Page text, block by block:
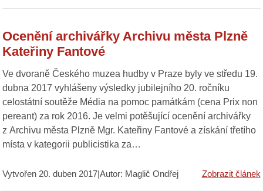
Ocenění archivářky Archivu města Plzně
Kateřiny Fantové
Ve dvoraně Českého muzea hudby v Praze byly ve středu 19.
dubna 2017 vyhlášeny výsledky jubilejního 20. ročníku
celostátní soutěže Média na pomoc památkám (cena Prix non
pereant) za rok 2016. Je velmi potěšující ocenění archivářky
z Archivu města Plzně Mgr. Kateřiny Fantové a získání třetího
místa v kategorii publicistika za…
Vytvořen 20. duben 2017|Autor: Maglič Ondřej Zobrazit článek